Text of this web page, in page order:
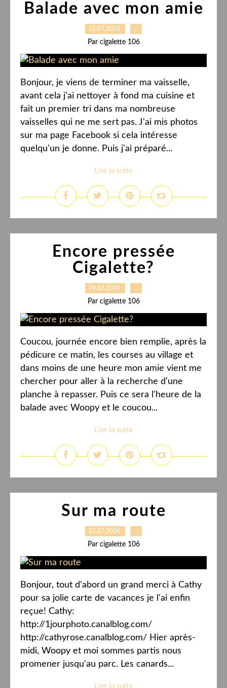
Balade avec mon amie
25.07.2024 …
Par cigalette 106
Bonjour, je viens de terminer ma vaisselle,
avant cela j'ai nettoyer à fond ma cuisine et
fait un premier tri dans ma nombreuse
vaisselles qui ne me sert pas. J'ai mis photos
sur ma page Facebook si cela intéresse
quelqu'un je donne. Puis j'ai préparé...
Lire la suite
Encore pressée
Cigalette?
24.07.2024 …
Par cigalette 106
Coucou, journée encore bien remplie, après la
pédicure ce matin, les courses au village et
dans moins de une heure mon amie vient me
chercher pour aller à la recherche d'une
planche à repasser. Puis ce sera l'heure de la
balade avec Woopy et le coucou...
Lire la suite
Sur ma route
23.07.2024 …
Par cigalette 106
Bonjour, tout d'abord un grand merci à Cathy
pour sa jolie carte de vacances je l'ai enfin
reçue! Cathy:
http://1jourphoto.canalblog.com/
http://cathyrose.canalblog.com/ Hier après-
midi, Woopy et moi sommes partis nous
promener jusqu'au parc. Les canards...
Lire la suite